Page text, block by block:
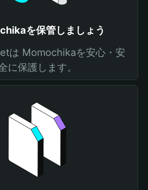
を保管しましょう
は Momochikaを安心・安
に保護します。